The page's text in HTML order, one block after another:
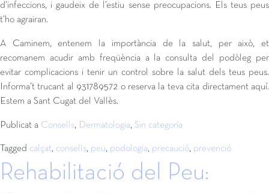
d’infeccions, i gaudeix de l’estiu sense preocupacions. Els teus peus
t’ho agrairan.
A Caminem, entenem la importància de la salut, per això, et
recomanem acudir amb freqüència a la consulta del podòleg per
evitar complicacions i tenir un control sobre la salut dels teus peus.
Informa’t trucant al 931789572 o reserva la teva cita directament aquí.
Estem a Sant Cugat del Vallès.
Publicat a Consells, Dermatologia, Sin categoría
Tagged calçat, consells, peu, podologia, precaució, prevenció
Rehabilitació del Peu: